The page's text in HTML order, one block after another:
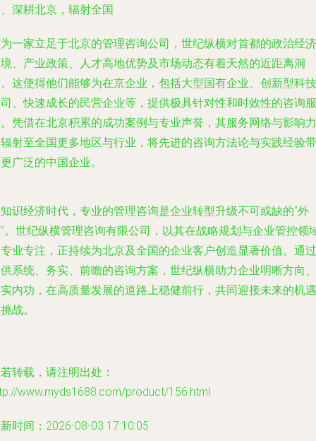
深耕北京，辐射全国
一家立足于北京的管理咨询公司，世纪纵横对首都的政治经济
、产业政策、人才高地优势及市场动态有着天然的近距离洞
这使得他们能够为在京企业，包括大型国有企业、创新型科技
、快速成长的民营企业等，提供极具针对性和时效性的咨询服
凭借在北京积累的成功案例与专业声誉，其服务网络与影响力
射至全国更多地区与行业，将先进的咨询方法论与实践经验带
广泛的中国企业。
识经济时代，专业的管理咨询是企业转型升级不可或缺的“外
。世纪纵横管理咨询有限公司，以其在战略规划与企业管控领
业专注，正持续为北京及全国的企业客户创造显著价值。通过
系统、务实、前瞻的咨询方案，世纪纵横助力企业明晰方向、
内功，在高质量发展的道路上稳健前行，共同迎接未来的机遇
战。
转载，请注明出处：
www.myds1688.com/product/156.html
时间：2026-08-03 17:10:05